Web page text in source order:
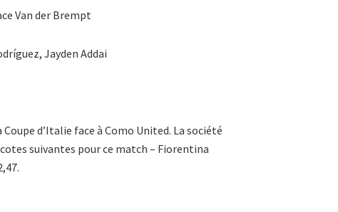
Van der Brempt
Jayden Addai
d’Italie face à Como United. La société
suivantes pour ce match – Fiorentina